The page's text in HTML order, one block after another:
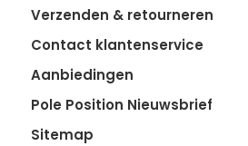
Verzenden & retourneren
Contact klantenservice
Aanbiedingen
Pole Position Nieuwsbrief
Sitemap